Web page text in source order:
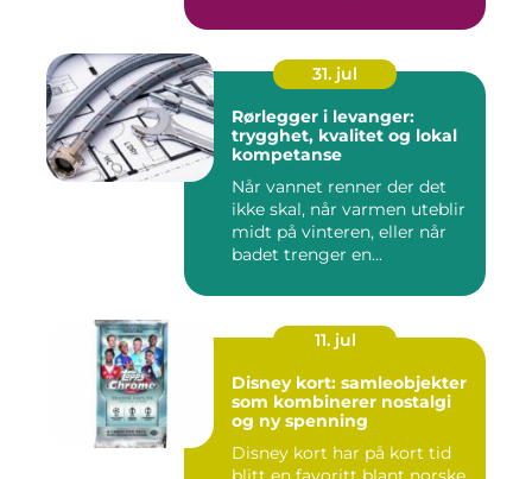
31. jul
Rørlegger i levanger:
trygghet, kvalitet og lokal
kompetanse
Når vannet renner der det
ikke skal, når varmen uteblir
midt på vinteren, eller når
badet trenger en...
11. jul
Disney kort: samleobjekter
som kombinerer nostalgi
og ny spenning
Disney kort har på kort tid